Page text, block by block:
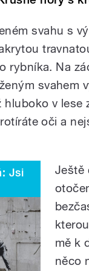
svahu s
rybníka. Na
svahem
hluboko v
oči a
Jsi
Ještě
mě k
něco